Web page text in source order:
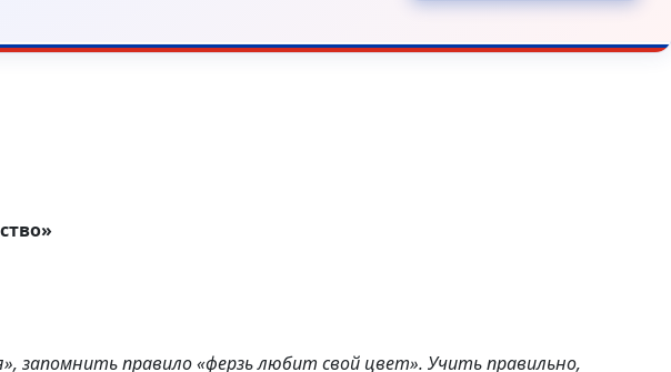
запомнить правило «ферзь любит свой цвет». Учить правильно,